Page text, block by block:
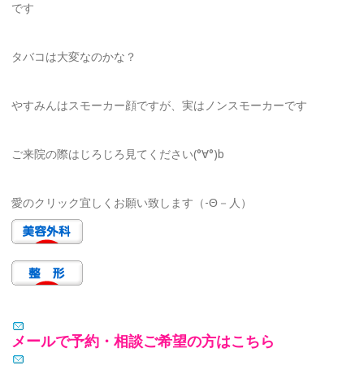
です
タバコは大変なのかな？
やすみんはスモーカー顔ですが、実はノンスモーカーです
ご来院の際はじろじろ見てください(°∀°)b
愛のクリック宜しくお願い致します（-Θ－人）
メールで予約・相談ご希望の方はこちら